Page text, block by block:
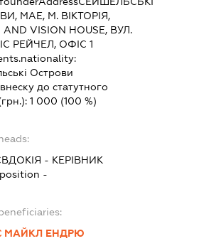
МАЕ, М. ВІКТОРІЯ,
AND VISION HOUSE, ВУЛ.
РЕЙЧЕЛ, ОФІС 1
Острови
до статутного
1 000 (100 %)
- КЕРІВНИК
-
МАЙКЛ ЕНДРЮ